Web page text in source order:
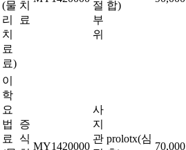
(물
리
치
료
료)
치
료
절
부
위
합)
이
학
요
법
료
증
식
MY1420000
사
지
관 prolotx(심
70,000